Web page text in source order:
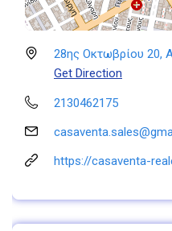
28ης Οκτωβρίου 20,
Get Direction
2130462175
https://casaventa-